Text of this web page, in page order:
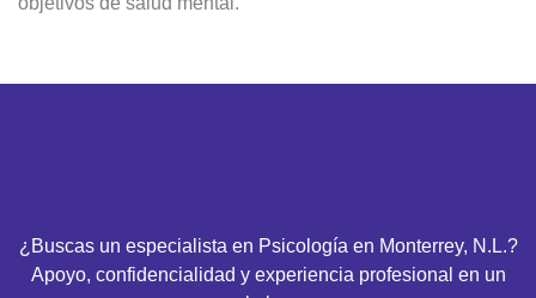
¿Buscas un especialista en Psicología en Monterrey, N.L.?
Apoyo, confidencialidad y experiencia profesional en un